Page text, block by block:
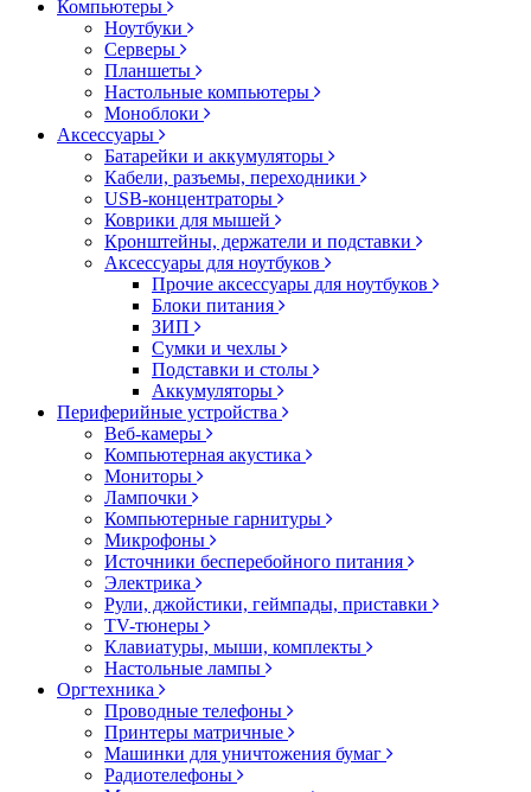
Компьютеры
Ноутбуки
Серверы
Планшеты
Настольные компьютеры
Моноблоки
Аксессуары
Батарейки и аккумуляторы
Кабели, разъемы, переходники
USB-концентраторы
Коврики для мышей
Кронштейны, держатели и подставки
Аксессуары для ноутбуков
Прочие аксессуары для ноутбуков
Блоки питания
ЗИП
Сумки и чехлы
Подставки и столы
Аккумуляторы
Периферийные устройства
Веб-камеры
Компьютерная акустика
Мониторы
Лампочки
Компьютерные гарнитуры
Микрофоны
Источники бесперебойного питания
Электрика
Рули, джойстики, геймпады, приставки
TV-тюнеры
Клавиатуры, мыши, комплекты
Настольные лампы
Оргтехника
Проводные телефоны
Принтеры матричные
Машинки для уничтожения бумаг
Радиотелефоны